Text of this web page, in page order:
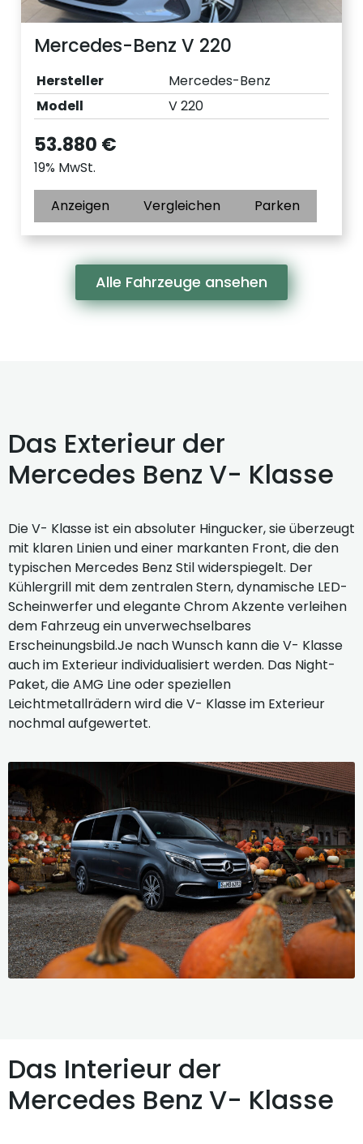
Mercedes-Benz V 220
Hersteller
Mercedes-Benz
Modell
V 220
53.880 €
19% MwSt.
Anzeigen Vergleichen Parken
Alle Fahrzeuge ansehen
Das Exterieur der
Mercedes Benz V- Klasse
Die V- Klasse ist ein absoluter Hingucker, sie überzeugt
mit klaren Linien und einer markanten Front, die den
typischen Mercedes Benz Stil widerspiegelt. Der
Kühlergrill mit dem zentralen Stern, dynamische LED-
Scheinwerfer und elegante Chrom Akzente verleihen
dem Fahrzeug ein unverwechselbares
Erscheinungsbild.Je nach Wunsch kann die V- Klasse
auch im Exterieur individualisiert werden. Das Night-
Paket, die AMG Line oder speziellen
Leichtmetallrädern wird die V- Klasse im Exterieur
nochmal aufgewertet.
Das Interieur der
Mercedes Benz V- Klasse